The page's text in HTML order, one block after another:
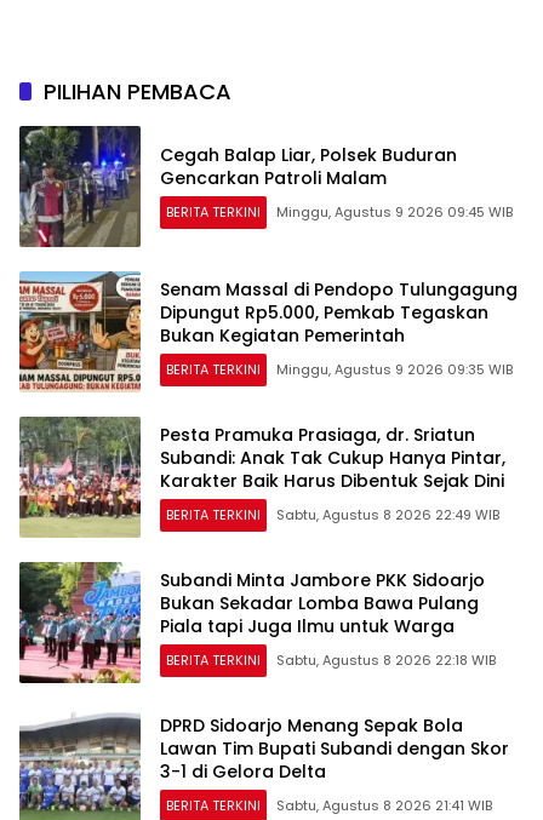
PILIHAN PEMBACA
Cegah Balap Liar, Polsek Buduran
Gencarkan Patroli Malam
BERITA TERKINI Minggu, Agustus 9 2026 09:45 WIB
Senam Massal di Pendopo Tulungagung
Dipungut Rp5.000, Pemkab Tegaskan
Bukan Kegiatan Pemerintah
BERITA TERKINI Minggu, Agustus 9 2026 09:35 WIB
Pesta Pramuka Prasiaga, dr. Sriatun
Subandi: Anak Tak Cukup Hanya Pintar,
Karakter Baik Harus Dibentuk Sejak Dini
BERITA TERKINI Sabtu, Agustus 8 2026 22:49 WIB
Subandi Minta Jambore PKK Sidoarjo
Bukan Sekadar Lomba Bawa Pulang
Piala tapi Juga Ilmu untuk Warga
BERITA TERKINI Sabtu, Agustus 8 2026 22:18 WIB
DPRD Sidoarjo Menang Sepak Bola
Lawan Tim Bupati Subandi dengan Skor
3-1 di Gelora Delta
BERITA TERKINI Sabtu, Agustus 8 2026 21:41 WIB